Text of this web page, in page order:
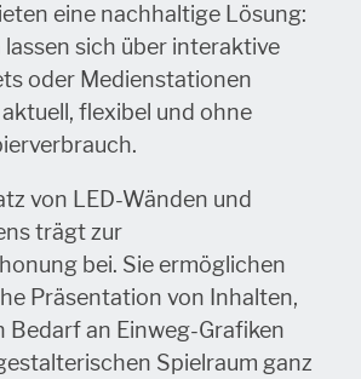
eine nachhaltige Lösung:
sich über interaktive
oder Medienstationen
flexibel und ohne
von LED-Wänden und
trägt zur
bei. Sie ermöglichen
Präsentation von Inhalten,
Bedarf an Einweg-Grafiken
Spielraum ganz